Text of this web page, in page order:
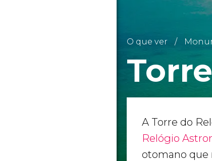
O que ver
A Torre do
Relógio
otomano que